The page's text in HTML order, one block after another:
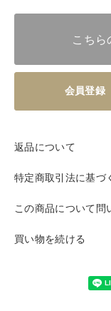
こちら
会員登録
返品について
特定商取引法に基づ
この商品について問
買い物を続ける